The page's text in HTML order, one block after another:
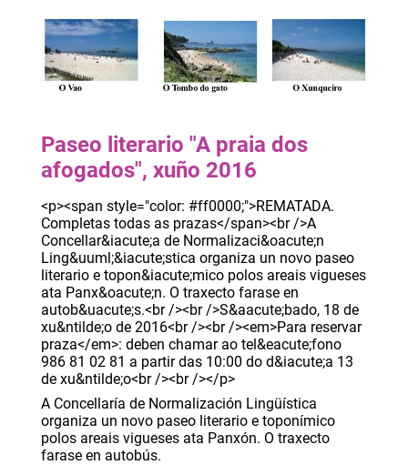
Paseo literario "A praia dos
afogados", xuño 2016
<p><span style="color: #ff0000;">REMATADA.
Completas todas as prazas</span><br />A
Concellar&iacute;a de Normalizaci&oacute;n
Ling&uuml;&iacute;stica organiza un novo paseo
literario e topon&iacute;mico polos areais vigueses
ata Panx&oacute;n. O traxecto farase en
autob&uacute;s.<br /><br />S&aacute;bado, 18 de
xu&ntilde;o de 2016<br /><br /><em>Para reservar
praza</em>: deben chamar ao tel&eacute;fono
986 81 02 81 a partir das 10:00 do d&iacute;a 13
de xu&ntilde;o<br /><br /></p>
A Concellaría de Normalización Lingüística
organiza un novo paseo literario e toponímico
polos areais vigueses ata Panxón. O traxecto
farase en autobús.